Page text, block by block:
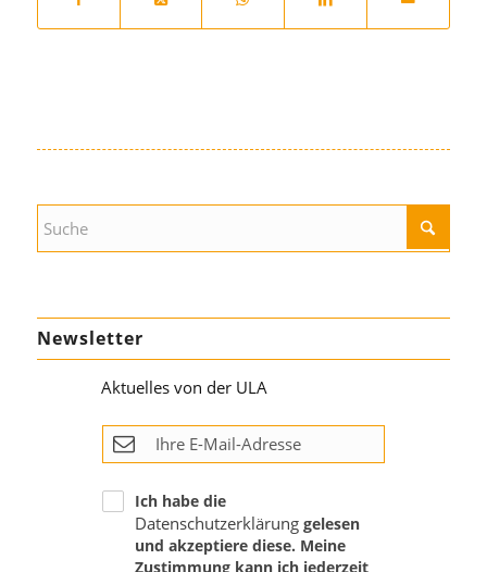
Newsletter
Aktuelles von der ULA
Ich habe die
Datenschutzerklärung gelesen
und akzeptiere diese. Meine
Zustimmung kann ich jederzeit